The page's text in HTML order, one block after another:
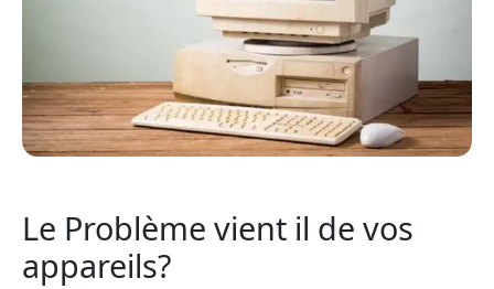
Le Problème vient il de vos
appareils?